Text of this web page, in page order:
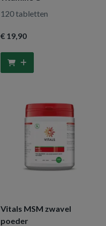
120 tabletten
€ 19,90
Vitals MSM zwavel
poeder